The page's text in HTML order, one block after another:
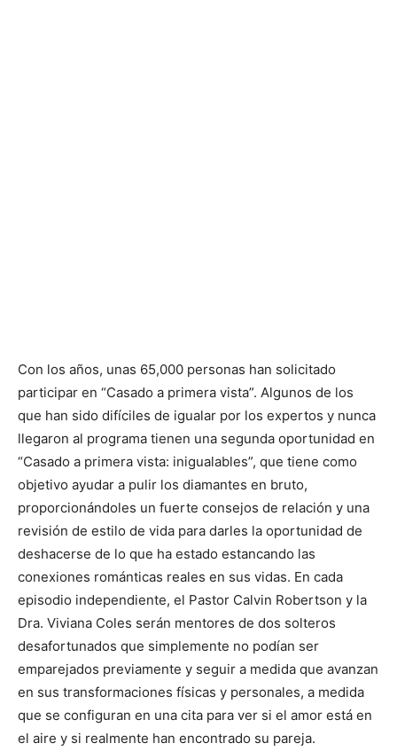
Con los años, unas 65,000 personas han solicitado
participar en “Casado a primera vista”. Algunos de los
que han sido difíciles de igualar por los expertos y nunca
llegaron al programa tienen una segunda oportunidad en
“Casado a primera vista: inigualables”, que tiene como
objetivo ayudar a pulir los diamantes en bruto,
proporcionándoles un fuerte consejos de relación y una
revisión de estilo de vida para darles la oportunidad de
deshacerse de lo que ha estado estancando las
conexiones románticas reales en sus vidas. En cada
episodio independiente, el Pastor Calvin Robertson y la
Dra. Viviana Coles serán mentores de dos solteros
desafortunados que simplemente no podían ser
emparejados previamente y seguir a medida que avanzan
en sus transformaciones físicas y personales, a medida
que se configuran en una cita para ver si el amor está en
el aire y si realmente han encontrado su pareja.